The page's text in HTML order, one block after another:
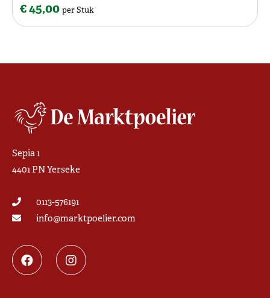
€ 45,00 per Stuk
Sepia 1
4401 PN Yerseke
0113-576191
info@marktpoelier.com